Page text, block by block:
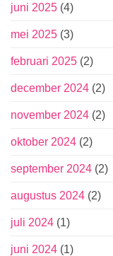
juni 2025 (4)
mei 2025 (3)
februari 2025 (2)
december 2024 (2)
november 2024 (2)
oktober 2024 (2)
september 2024 (2)
augustus 2024 (2)
juli 2024 (1)
juni 2024 (1)